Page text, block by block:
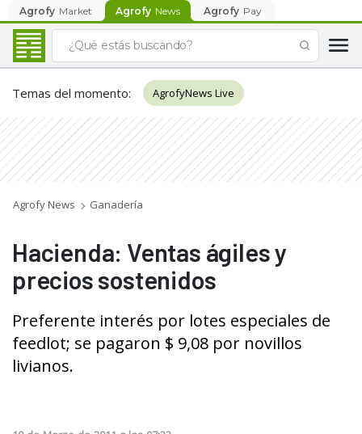
Agrofy Market Agrofy News Agrofy Pay
Temas del momento: AgrofyNews Live
Agrofy News Ganadería
Hacienda: Ventas ágiles y
precios sostenidos
Preferente interés por lotes especiales de
feedlot; se pagaron $ 9,08 por novillos
livianos.